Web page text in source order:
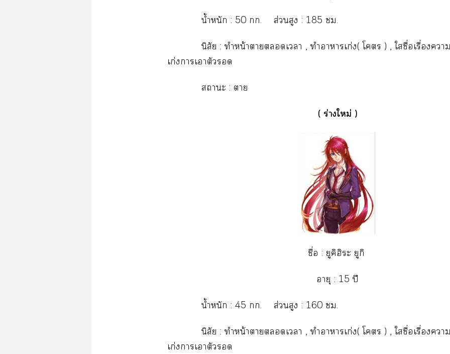
น้ำหนัก : 50 . ส่วนสูง : 185 .
นิสัย : ทำหน้าาเา , ทำาาเก่ง( โ ) , ใซื่อเรื่องา
เก่งาเาตัว
าะ : า
( ร่างใหม่ )
ชื่อ : ยูคิฮิะ ยูกิ
อายุ : 15 ปี
น้ำหนัก : 45 . ส่วนสูง : 160 .
นิสัย : ทำหน้าาเา , ทำาาเก่ง( โ ) , ใซื่อเรื่องา
เก่งาเาตัว